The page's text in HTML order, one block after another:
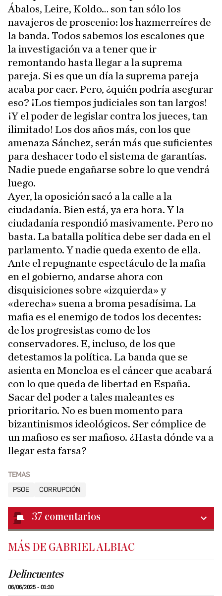
Ábalos, Leire, Koldo… son tan sólo los
navajeros de proscenio: los hazmerreíres de
la banda. Todos sabemos los escalones que
la investigación va a tener que ir
remontando hasta llegar a la suprema
pareja. Si es que un día la suprema pareja
acaba por caer. Pero, ¿quién podría asegurar
eso? ¡Los tiempos judiciales son tan largos!
¡Y el poder de legislar contra los jueces, tan
ilimitado! Los dos años más, con los que
amenaza Sánchez, serán más que suficientes
para deshacer todo el sistema de garantías.
Nadie puede engañarse sobre lo que vendrá
luego.
Ayer, la oposición sacó a la calle a la
ciudadanía. Bien está, ya era hora. Y la
ciudadanía respondió masivamente. Pero no
basta. La batalla política debe ser dada en el
parlamento. Y nadie queda exento de ella.
Ante el repugnante espectáculo de la mafia
en el gobierno, andarse ahora con
disquisiciones sobre «izquierda» y
«derecha» suena a broma pesadísima. La
mafia es el enemigo de todos los decentes:
de los progresistas como de los
conservadores. E, incluso, de los que
detestamos la política. La banda que se
asienta en Moncloa es el cáncer que acabará
con lo que queda de libertad en España.
Sacar del poder a tales maleantes es
prioritario. No es buen momento para
bizantinismos ideológicos. Ser cómplice de
un mafioso es ser mafioso. ¿Hasta dónde va a
llegar esta farsa?
TEMAS
PSOE
CORRUPCIÓN
37 comentarios
MÁS DE GABRIEL ALBIAC
Delincuentes
06/06/2025 - 01:30